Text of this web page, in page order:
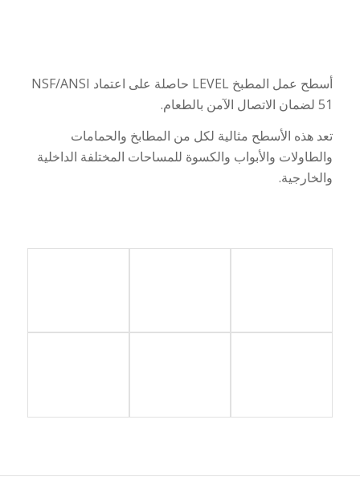
أسطح عمل المطبخ حاصلة على اعتماد NSF/ANSI
51 لضمان الاتصال الآمن بالطعام.
تعد هذه الأسطح مثالية لكل من المطابخ والحمامات
والطاولات والأبواب والكسوة للمساحات المختلفة الداخلية
والخارجية.